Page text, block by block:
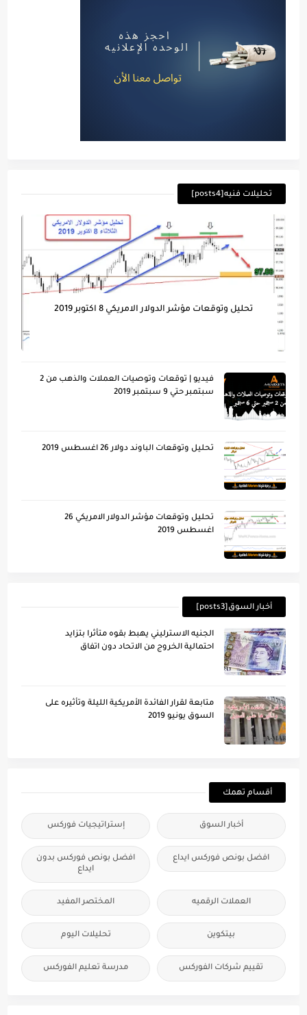
تحليلات فنيه[posts4]
تحليل وتوقعات مؤشر الدولار الامريكي 8 اكتوبر 2019
فيديو | توقعات وتوصيات العملات والذهب من 2
سبتمبر حتي 9 سبتمبر 2019
تحليل وتوقعات الباوند دولار 26 اغسطس 2019
تحليل وتوقعات مؤشر الدولار الامريكي 26
اغسطس 2019
أخبار السوق[posts3]
الجنيه الاسترليني يهبط بقوه متأثرا بتزايد
احتمالية الخروج من الاتحاد دون اتفاق
متابعة لقرار الفائدة الأمريكية الليلة وتأُثيره على
السوق يونيو 2019
أقسام تهمك
أخبار السوق إستراتيجيات فوركس
افضل بونص فوركس ايداع
افضل بونص فوركس بدون
ايداع
العملات الرقميه المختصر المفيد
بيتكوين تحليلات اليوم
تقييم شركات الفوركس مدرسة تعليم الفوركس